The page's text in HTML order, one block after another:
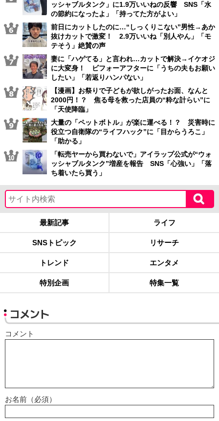
ッシャブルタンク」に1.9万いいねの反響 SNS「水
の節約になったよ」「持ってた方がよい」
前日にカットしたのに…“しっくりこない”男性→あか
抜けカットで激変！ 2.9万いいね「別人やん」「モ
テそう」絶賛の声
妻に「ハゲてる」と言われ…カットで解決→イケオジ
に大変身！ ビフォーアフターに「うちの夫もお願い
したい」「若返りハンパない」
【漫画】お祭りで子どもが欲しがったお面、なんと
2000円！？ 焦る母を救った店員の“粋な計らい”に
「天使降臨」
大量の「ペットボトル」が楽に運べる！？ 災害時に
役立つ自衛隊の“ライフハック”に「目からうろこ」
「助かる」
「転売ヤーから買わないで」アイラップ公式が“ウォ
ッシャブルタンク”増産を報告 SNS「心強い」「落
ち着いたら買う」
最新記事 ライフ
SNSトピック リサーチ
トレンド エンタメ
特別企画 特集一覧
コメント
コメント
お名前（必須）